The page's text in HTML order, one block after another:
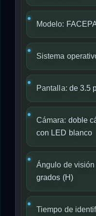
Modelo:
Sistema
Pantalla: de 3.5
Cámara: doble
con LED blanco
Ángulo de visión
grados (H)
Tiempo de